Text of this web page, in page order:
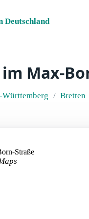
Deutschland
Max-
Württemberg Bretten